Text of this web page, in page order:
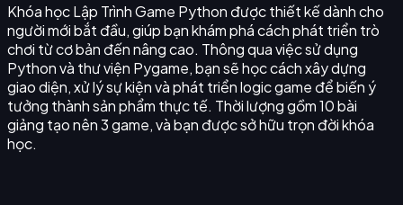
Khóa học Lập Trình Game Python được thiết kế dành cho
người mới bắt đầu, giúp bạn khám phá cách phát triển trò
chơi từ cơ bản đến nâng cao. Thông qua việc sử dụng
Python và thư viện Pygame, bạn sẽ học cách xây dựng
giao diện, xử lý sự kiện và phát triển logic game để biến ý
tưởng thành sản phẩm thực tế. Thời lượng gồm 10 bài
giảng tạo nên 3 game, và bạn được sở hữu trọn đời khóa
học.